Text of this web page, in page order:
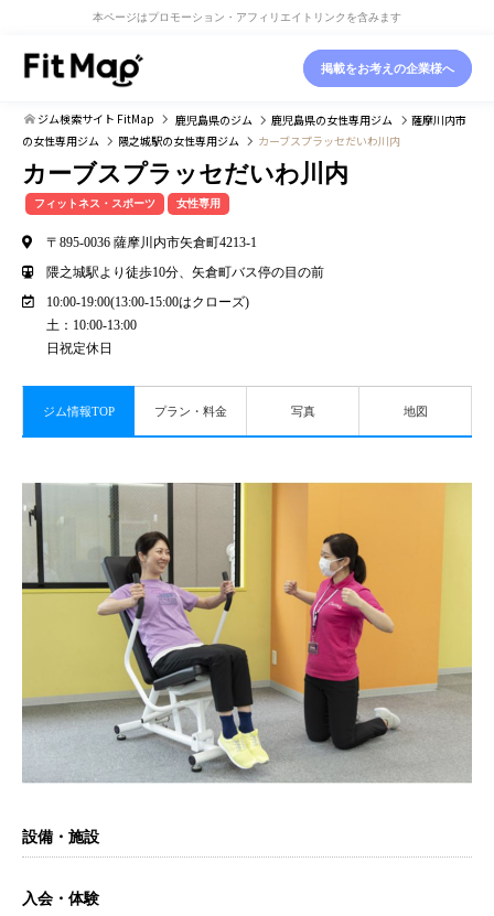
本ページはプロモーション・アフィリエイトリンクを含みます
掲載をお考えの企業様へ
ジム検索サイト FitMap 鹿児島県のジム 鹿児島県の女性専用ジム
薩摩川内市
の女性専用ジム
隈之城駅の女性専用ジム カーブスプラッセだいわ川内
カーブスプラッセだいわ川内
フィットネス・スポーツ 女性専用
〒895-0036 薩摩川内市矢倉町4213-1
隈之城駅より徒歩10分、矢倉町バス停の目の前
10:00-19:00(13:00-15:00はクローズ)
土：10:00-13:00
日祝定休日
ジム情報TOP プラン・料金 写真 地図
設備・施設
入会・体験